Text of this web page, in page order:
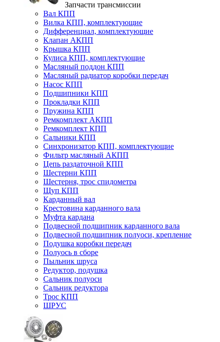
Запчасти трансмиссии
Вал КПП
Вилка КПП, комплектующие
Дифференциал, комплектующие
Клапан АКПП
Крышка КПП
Кулиса КПП, комплектующие
Масляный поддон КПП
Масляный радиатор коробки передач
Насос КПП
Подшипники КПП
Прокладки КПП
Пружина КПП
Ремкомплект АКПП
Ремкомплект КПП
Сальники КПП
Синхронизатор КПП, комплектующие
Фильтр масляный АКПП
Цепь раздаточной КПП
Шестерни КПП
Шестерня, трос спидометра
Щуп КПП
Карданный вал
Крестовина карданного вала
Муфта кардана
Подвесной подшипник карданного вала
Подвесной подшипник полуоси, крепление
Подушка коробки передач
Полуось в сборе
Пыльник шруса
Редуктор, подушка
Сальник полуоси
Сальник редуктора
Трос КПП
ШРУС